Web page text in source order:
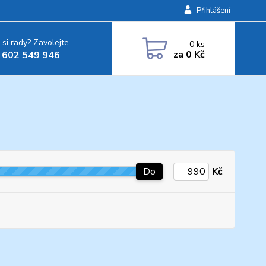
Přihlášení
rady? Zavolejte.
549 946
0ks
za 0 Kč
Do Kč